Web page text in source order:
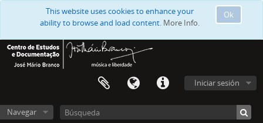
Ok
This website uses cookies to enhance your
ability to browse and load content. More Info.
Iniciar sesión
Navegar